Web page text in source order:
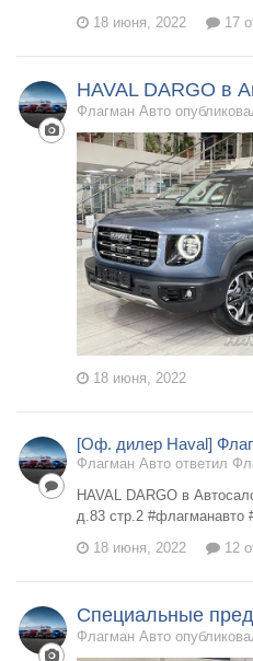
18 июня, 2022
17
HAVAL DARGO в
Флагман Авто
18 июня, 2022
[Оф. дилер Haval]
Флагман Авто ответил
HAVAL DARGO в
д.83 стр.2 #флагманавто
18 июня, 2022
12
Специальные
Флагман Авто